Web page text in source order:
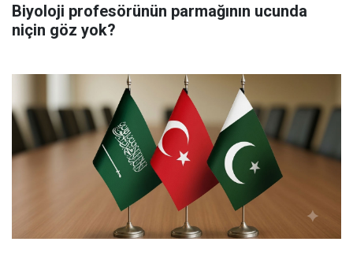
Biyoloji profesörünün parmağının ucunda
niçin göz yok?